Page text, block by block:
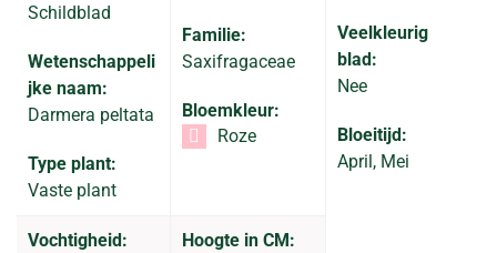
Schildblad
Wetenschappeli
jke naam:
Darmera peltata
Type plant:
Vaste plant
Familie:
Saxifragaceae
Bloemkleur:
Roze
Veelkleurig
blad:
Nee
Bloeitijd:
April, Mei
Vochtigheid:
Hoogte in CM: